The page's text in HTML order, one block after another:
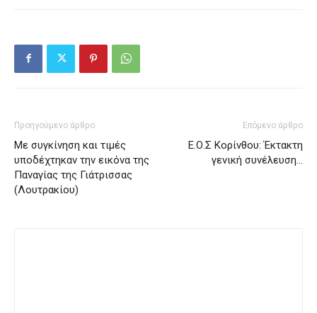
Προηγούμενο άρθρο
Με συγκίνηση και τιμές
υποδέχτηκαν την εικόνα της
Παναγίας της Γιάτρισσας
(Λουτρακίου)
Επόμενο άρθρο
Ε.Ο.Σ Κορίνθου: Έκτακτη
γενική συνέλευση…